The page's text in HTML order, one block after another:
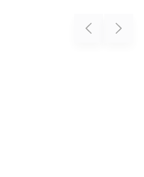
Previous Next